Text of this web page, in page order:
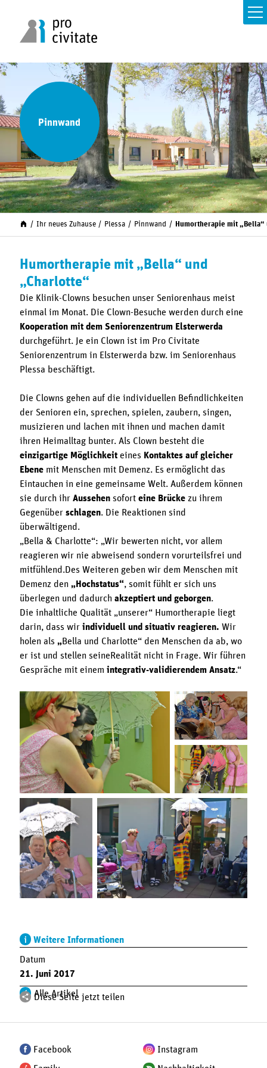
Pinnwand
Ihr neues Zuhause Plessa Pinnwand Humortherapie mit „Bella“
Humortherapie mit „Bella“ und
„Charlotte“
Die Klinik-Clowns besuchen unser Seniorenhaus meist
einmal im Monat. Die Clown-Besuche werden durch eine
Kooperation mit dem Seniorenzentrum Elsterwerda
durchgeführt. Je ein Clown ist im Pro Civitate
Seniorenzentrum in Elsterwerda bzw. im Seniorenhaus
Plessa beschäftigt.
Die Clowns gehen auf die individuellen Befindlichkeiten
der Senioren ein, sprechen, spielen, zaubern, singen,
musizieren und lachen mit ihnen und machen damit
ihren Heimalltag bunter. Als Clown besteht die
einzigartige Möglichkeit eines Kontaktes auf gleicher
Ebenemit Menschen mit Demenz. Es ermöglicht das
Eintauchen in eine gemeinsame Welt. Außerdem können
sie durch ihr Aussehensofort eine Brücke zu ihrem
Gegenüber schlagen. Die Reaktionen sind
überwältigend.
„Bella & Charlotte“: „Wir bewerten nicht, vor allem
reagieren wir nie abweisend sondern vorurteilsfrei und
mitfühlend.Des Weiteren geben wir dem Menschen mit
Demenz den „Hochstatus“, somit fühlt er sich uns
überlegen und dadurch akzeptiert und geborgen.
Die inhaltliche Qualität „unserer“ Humortherapie liegt
darin, dass wir individuell und situativ reagieren. Wir
holen als „Bella und Charlotte“ den Menschen da ab, wo
er ist und stellen seineRealität nicht in Frage. Wir führen
Gespräche mit einem integrativ-validierendem Ansatz.“
Weitere Informationen
Datum
21. Juni 2017
Alle Artikel
Diese Seite jetzt teilen
Facebook Instagram